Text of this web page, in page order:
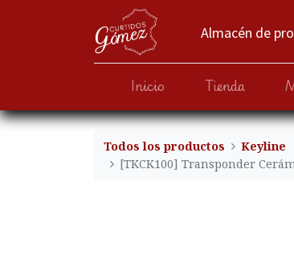
Almacén de
Inicio Tienda
Todos los productos
Keyline
[TKCK100] Transponder